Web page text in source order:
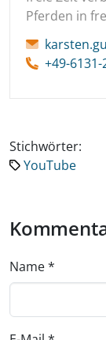
Pferden in
+49-
Stichwörter:
YouTube
Name*